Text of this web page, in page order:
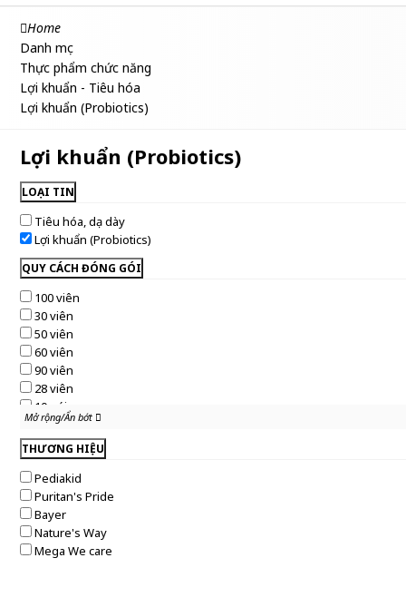
Home
Danh mục
Thực phẩm chức năng
Lợi khuẩn - Tiêu hóa
Lợi khuẩn (Probiotics)
Lợi khuẩn (Probiotics)
LOẠI TIN
Tiêu hóa, dạ dày
Lợi khuẩn (Probiotics)
QUY CÁCH ĐÓNG GÓI
100 viên
30 viên
50 viên
60 viên
90 viên
28 viên
10 gói
10ml
15ml
150ml
20 viên
20 gói
30 gói
60 gói
15 viên
Mở rộng/Ẩn bớt
Mở rộng/Ẩn bớt
THƯƠNG HIỆU
Pediakid
Puritan's Pride
Bayer
Nature's Way
Mega We care